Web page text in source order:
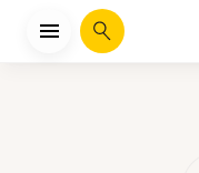
يبحث